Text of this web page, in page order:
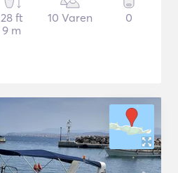
28 ft
9 m
10 Varen 0